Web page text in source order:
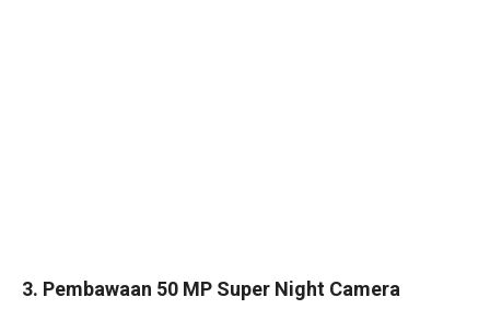
3. Pembawaan 50 MP Super Night Camera